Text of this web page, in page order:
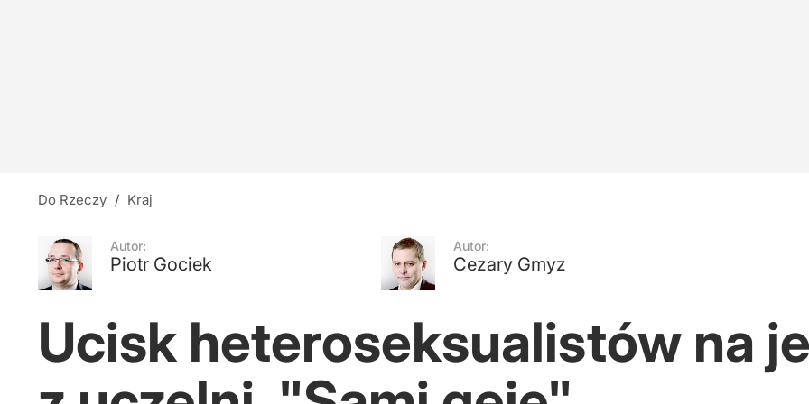
14
Do Rzeczy / Kraj
Autor:
Piotr Gociek
Autor:
Cezary Gmyz
Ucisk heteroseksualistów na